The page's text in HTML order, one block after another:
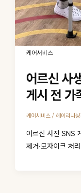
케어서비스
어르신 사
게시 전 가
케어서비스/ 헤이리너싱
어르신 사진 SNS
제거·모자이크 처